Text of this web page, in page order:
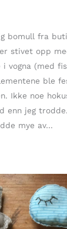
bomull fra
stivet opp
i vogna (med
ble
Ikke noe
enn jeg
mye av…